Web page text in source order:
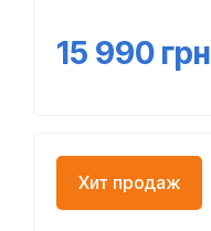
15 990 грн
Хит продаж